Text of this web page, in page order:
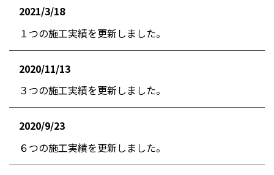
2021/3/18
お知らせ
１つの施工実績を更新しました。
2020/11/13
お知らせ
３つの施工実績を更新しました。
2020/9/23
お知らせ
６つの施工実績を更新しました。